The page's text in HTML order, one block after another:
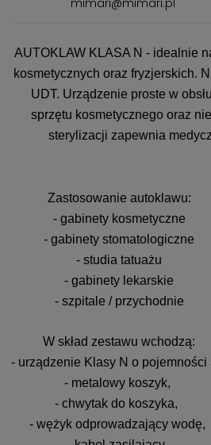
mimari@mimari.pl
AUTOKLAW KLASA N - idealnie
kosmetycznych oraz fryzjerskich.
UDT. Urządzenie proste w
sprzętu kosmetycznego oraz
sterylizacji zapewnia
Zastosowanie autoklawu:
- gabinety kosmetyczne
- gabinety stomatologiczne
- studia tatuażu
- gabinety lekarskie
- szpitale / przychodnie
W skład zestawu wchodzą:
- urządzenie Klasy N o pojemności
- metalowy koszyk,
- chwytak do koszyka,
- wężyk odprowadzający wodę,